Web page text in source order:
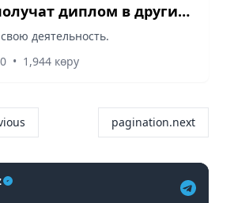
диплом в других
вузах
деятельность.
• 1,944 көру
pagination.next